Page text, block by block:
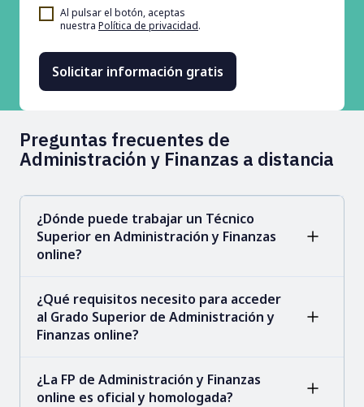
Al pulsar el botón, aceptas
nuestra Política de privacidad.
Preguntas frecuentes de
Administración y Finanzas a distancia
¿Dónde puede trabajar un Técnico
Superior en Administración y Finanzas
online?
¿Qué requisitos necesito para acceder
al Grado Superior de Administración y
Finanzas online?
¿La FP de Administración y Finanzas
online es oficial y homologada?